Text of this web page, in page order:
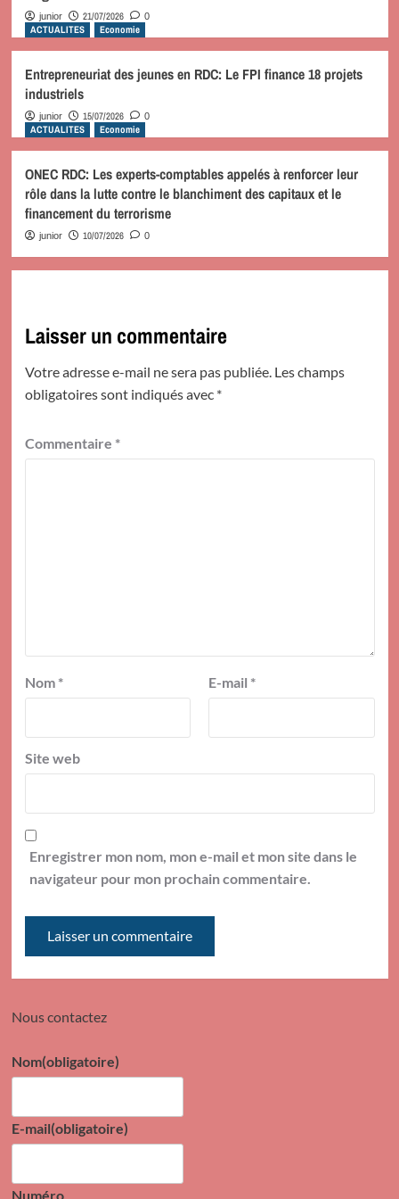
junior 21/07/2026 0
ACTUALITES Economie
Entrepreneuriat des jeunes en RDC: Le FPI finance 18 projets
industriels
junior 15/07/2026 0
ACTUALITES Economie
ONEC RDC: Les experts-comptables appelés à renforcer leur
rôle dans la lutte contre le blanchiment des capitaux et le
financement du terrorisme
junior 10/07/2026 0
Laisser un commentaire
Votre adresse e-mail ne sera pas publiée. Les champs
obligatoires sont indiqués avec *
Commentaire *
Nom * E-mail *
Site web
Enregistrer mon nom, mon e-mail et mon site dans le
navigateur pour mon prochain commentaire.
Nous contactez
Nom(obligatoire)
E-mail(obligatoire)
Numéro